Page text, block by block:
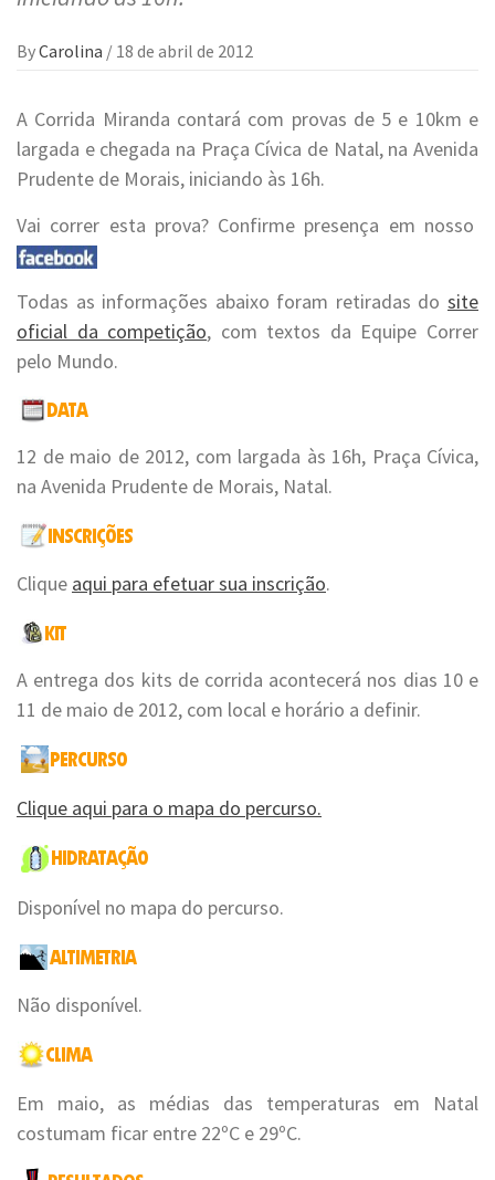
ByCarolina / 18 de abril de 2012
A Corrida Miranda contará com provas de 5 e 10km e
largada e chegada na Praça Cívica de Natal, na Avenida
Prudente de Morais, iniciando às 16h.
Vai correr esta prova? Confirme presença em nosso
Todas as informações abaixo foram retiradas do site
oficial da competição, com textos da Equipe Correr
pelo Mundo.
12 de maio de 2012, com largada às 16h, Praça Cívica,
na Avenida Prudente de Morais, Natal.
Clique aqui para efetuar sua inscrição.
A entrega dos kits de corrida acontecerá nos dias 10 e
11 de maio de 2012, com local e horário a definir.
Clique aqui para o mapa do percurso.
Disponível no mapa do percurso.
Não disponível.
Em maio, as médias das temperaturas em Natal
costumam ficar entre 22ºC e 29ºC.